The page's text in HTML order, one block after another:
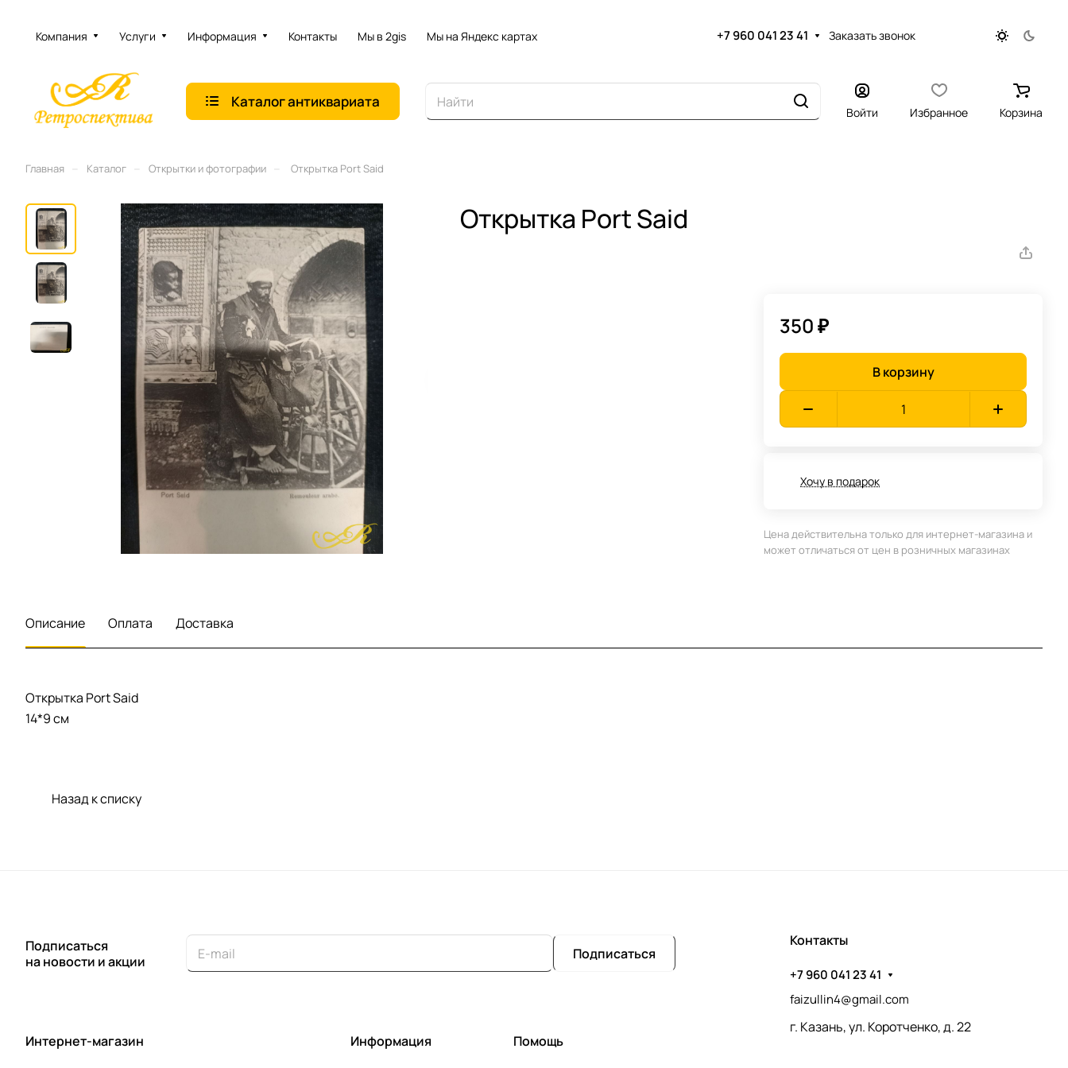
Компания Услуги Информация Контакты Мы в 2gis Мы на Яндекс картах +7 960 041 23 41 Заказать звонок
Каталог антиквариата
Войти Избранное Корзина
Главная Каталог Открытки и фотографии Открытка Port Said
Открытка Port Said
350 ₽
В корзину
Хочу в подарок
Цена действительна только для интернет-магазина и
может отличаться от цен в розничных магазинах
Описание Оплата Доставка
Открытка Port Said
14*9 см
Назад к списку
Подписаться
на новости и акции
Подписаться
Интернет-магазин Информация Помощь
Контакты
+7 960 041 23 41
faizullin4@gmail.com
г. Казань, ул. Коротченко, д. 22